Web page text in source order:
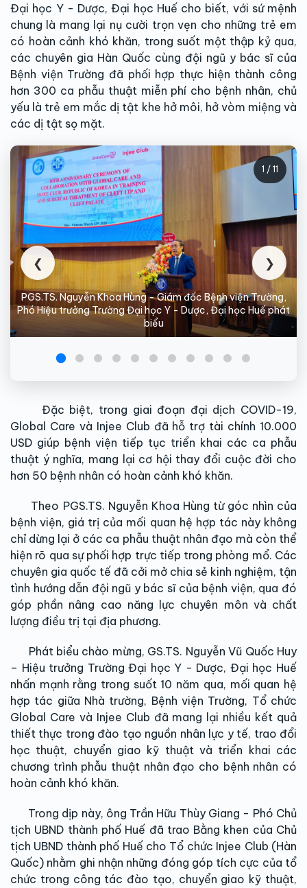
Đại học Y - Dược, Đại học Huế cho biết, với sứ mệnh
chung là mang lại nụ cười trọn vẹn cho những trẻ em
có hoàn cảnh khó khăn, trong suốt một thập kỷ qua,
các chuyên gia Hàn Quốc cùng đội ngũ y bác sĩ của
Bệnh viện Trường đã phối hợp thực hiện thành công
hơn 300 ca phẫu thuật miễn phí cho bệnh nhân, chủ
yếu là trẻ em mắc dị tật khe hở môi, hở vòm miệng và
các dị tật sọ mặt.
PGS.TS. Nguyễn Khoa Hùng - Giám đốc Bệnh viện Trường,
Phó Hiệu trưởng Trường Đại học Y - Dược, Đại học Huế phát
biểu
❮ ❯
1 / 11
Đặc biệt, trong giai đoạn đại dịch COVID-19,
Global Care và Injee Club đã hỗ trợ tài chính 10.000
USD giúp bệnh viện tiếp tục triển khai các ca phẫu
thuật ý nghĩa, mang lại cơ hội thay đổi cuộc đời cho
hơn 50 bệnh nhân có hoàn cảnh khó khăn.
Theo PGS.TS. Nguyễn Khoa Hùng từ góc nhìn của
bệnh viện, giá trị của mối quan hệ hợp tác này không
chỉ dừng lại ở các ca phẫu thuật nhân đạo mà còn thể
hiện rõ qua sự phối hợp trực tiếp trong phòng mổ. Các
chuyên gia quốc tế đã cởi mở chia sẻ kinh nghiệm, tận
tình hướng dẫn đội ngũ y bác sĩ của bệnh viện, qua đó
góp phần nâng cao năng lực chuyên môn và chất
lượng điều trị tại địa phương.
Phát biểu chào mừng, GS.TS. Nguyễn Vũ Quốc Huy
– Hiệu trưởng Trường Đại học Y - Dược, Đại học Huế
nhấn mạnh rằng trong suốt 10 năm qua, mối quan hệ
hợp tác giữa Nhà trường, Bệnh viện Trường, Tổ chức
Global Care và Injee Club đã mang lại nhiều kết quả
thiết thực trong đào tạo nguồn nhân lực y tế, trao đổi
học thuật, chuyển giao kỹ thuật và triển khai các
chương trình phẫu thuật nhân đạo cho bệnh nhân có
hoàn cảnh khó khăn.
Trong dịp này, ông Trần Hữu Thùy Giang - Phó Chủ
tịch UBND thành phố Huế đã trao Bằng khen của Chủ
tịch UBND thành phố Huế cho Tổ chức Injee Club (Hàn
Quốc) nhằm ghi nhận những đóng góp tích cực của tổ
chức trong công tác đào tạo, chuyển giao kỹ thuật,